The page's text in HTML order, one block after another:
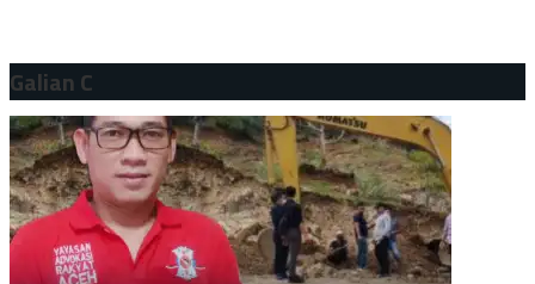
Galian C